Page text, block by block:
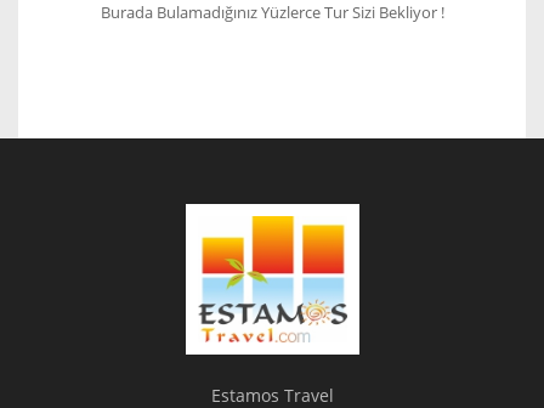
Burada Bulamadığınız Yüzlerce Tur Sizi Bekliyor !
Estamos Travel